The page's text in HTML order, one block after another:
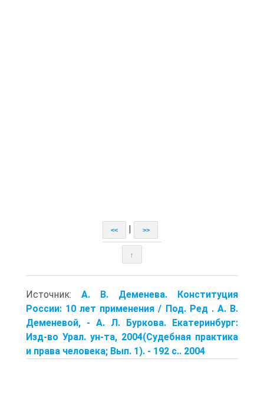
<< >>
↑
Источник: А. В. Деменевa. Конституция
России: 10 лет применения / Под. Ред . А. В.
Деменевой, - А. Л. Буркова. Екатеринбург:
Изд-во Урал. ун-та, 2004(Судебная практика
и права человека; Вып. 1). - 192 с.. 2004